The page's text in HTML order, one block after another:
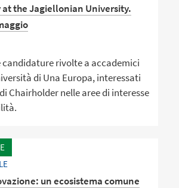
the Jagiellonian University.
candidature rivolte a accademici
di Una Europa, interessati
Chairholder nelle aree di interesse
un ecosistema comune